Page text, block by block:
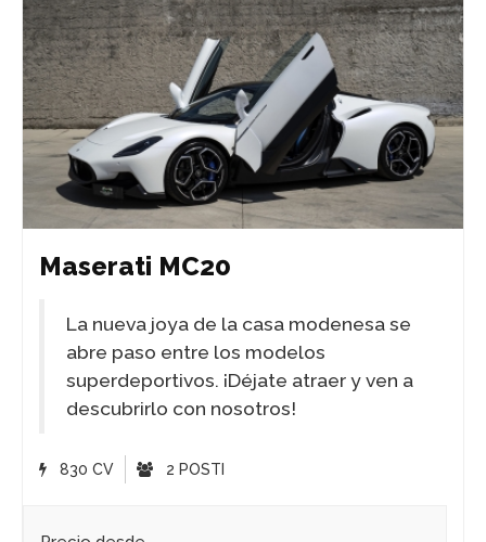
Maserati MC20
La nueva joya de la casa modenesa se
abre paso entre los modelos
superdeportivos. ¡Déjate atraer y ven a
descubrirlo con nosotros!
830 CV 2 POSTI